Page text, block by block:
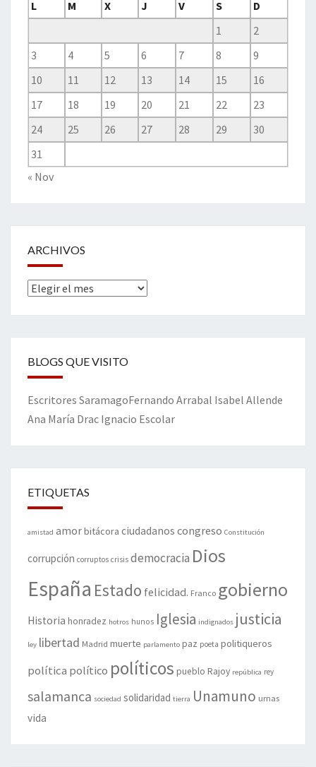
L
M X J V S
D
1
2
3
4 5 6 7 8
9
10
11 12 13 14 15
16
17
18 19 20 21 22
23
24
25 26 27 28 29
30
31
« Nov
ARCHIVOS
Archivos
BLOGS QUE VISITO
Escritores SaramagoFernando Arrabal Isabel Allende
Ana María Drac Ignacio Escolar
ETIQUETAS
amistad amorbitácora ciudadanos congreso Constitución
corrupción corruptos crisis democracia Dios
España Estado felicidad. Franco gobierno
Historia honradez hotros hunos Iglesia indignados justicia
ley libertad Madrid muerte parlamento paz poeta politiqueros
política político políticos pueblo Rajoy república rey
salamanca sociedad solidaridad tierra Unamuno urnas
vida